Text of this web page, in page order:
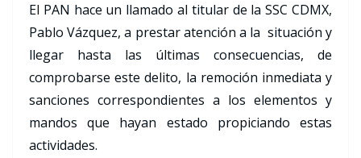
El PAN hace un llamado al titular de la SSC CDMX,
Pablo Vázquez, a prestar atención a la situación y
llegar hasta las últimas consecuencias, de
comprobarse este delito, la remoción inmediata y
sanciones correspondientes a los elementos y
mandos que hayan estado propiciando estas
actividades.